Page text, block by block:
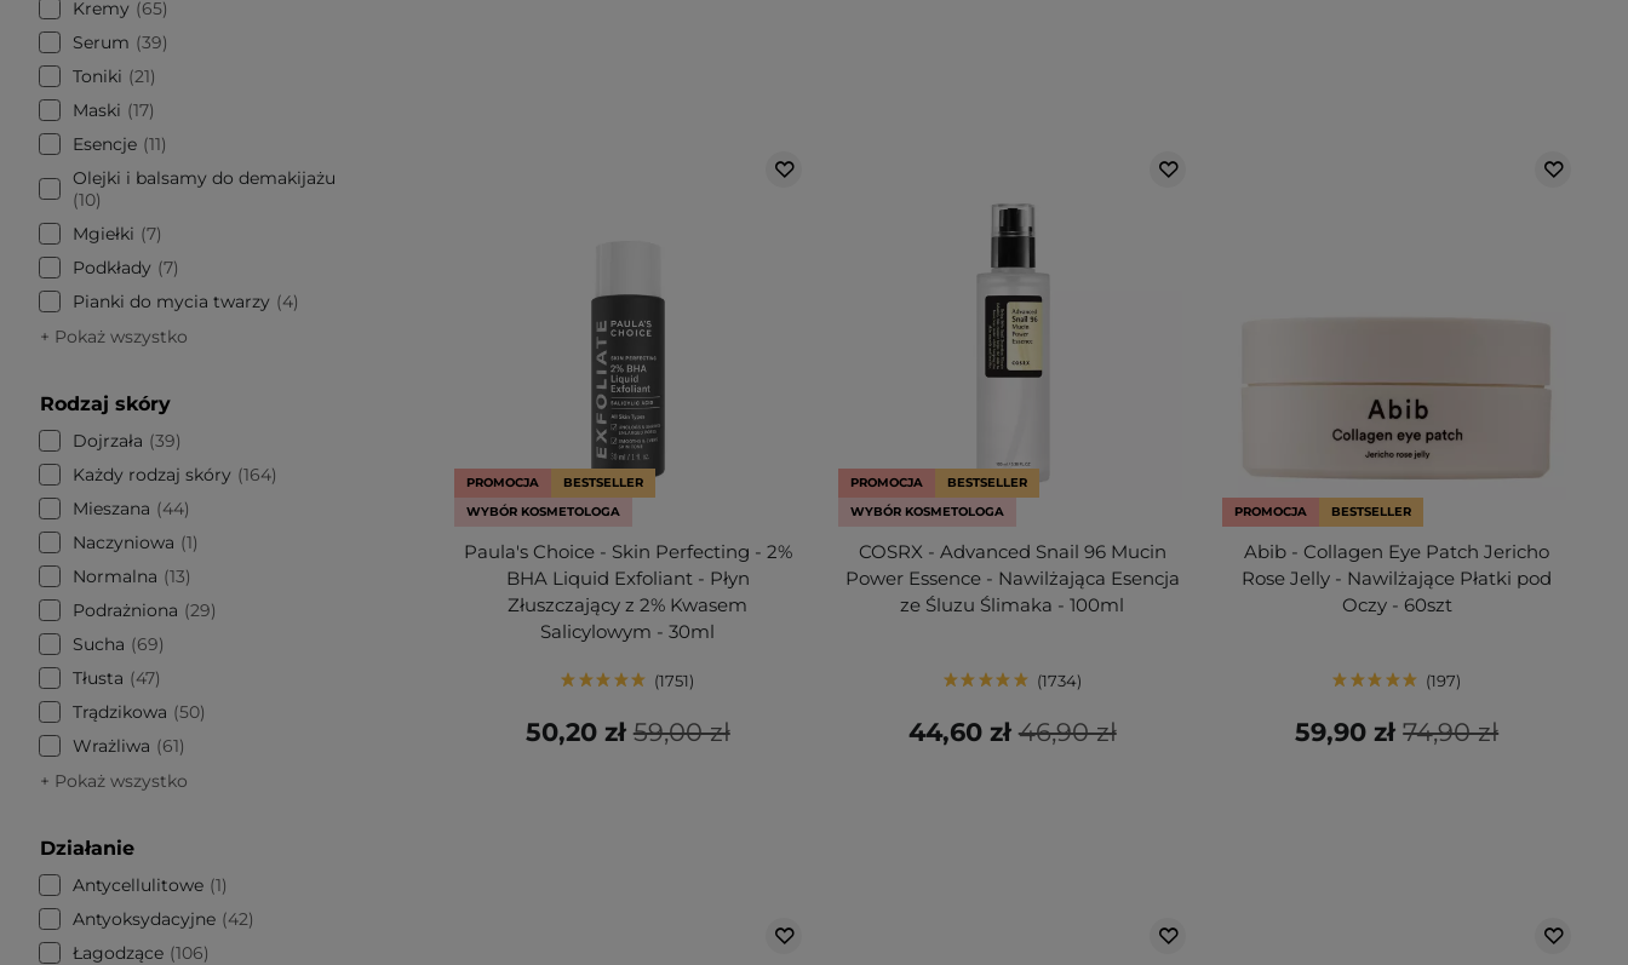
Kremy
65
Serum
39
Toniki
21
Maski
17
Esencje 11
Olejki i balsamy do demakijażu
10
Mgiełki
7
Podkłady
7
Pianki do mycia twarzy
4
+ Pokaż wszystko
Rodzaj skóry
Dojrzała
39
Każdy rodzaj skóry
164
Mieszana
44
Naczyniowa
1
Normalna
13
Podrażniona
29
Sucha
69
Tłusta
47
Trądzikowa
50
Wrażliwa
61
+ Pokaż wszystko
Działanie
Antycellulitowe 1
Antyoksydacyjne
42
Łagodzące 106
PROMOCJA
BESTSELLER
WYBÓR KOSMETOLOGA
Paula's Choice - Skin Perfecting - 2%
BHA Liquid Exfoliant - Płyn
Złuszczający z 2% Kwasem
Salicylowym - 30ml
1751
59,00 zł
50,20 zł
PROMOCJA
BESTSELLER
WYBÓR KOSMETOLOGA
COSRX - Advanced Snail 96 Mucin
Power Essence - Nawilżająca Esencja
ze Śluzu Ślimaka - 100ml
1734
46,90 zł
44,60 zł
PROMOCJA BESTSELLER
Abib - Collagen Eye Patch Jericho
Rose Jelly - Nawilżające Płatki pod
Oczy - 60szt
197
74,90 zł
59,90 zł